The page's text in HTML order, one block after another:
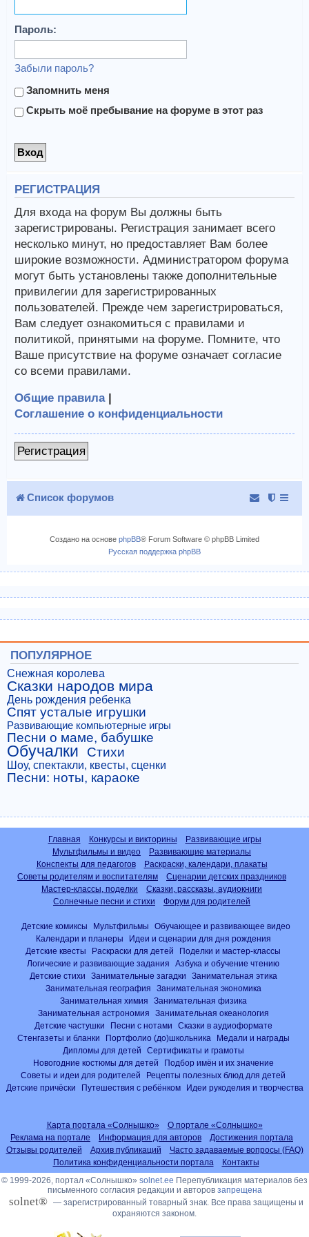
Пароль:
Забыли пароль?
Запомнить меня
Скрыть моё пребывание на форуме в этот раз
РЕГИСТРАЦИЯ
Для входа на форум Вы должны быть
зарегистрированы. Регистрация занимает всего
несколько минут, но предоставляет Вам более
широкие возможности. Администратором форума
могут быть установлены также дополнительные
привилегии для зарегистрированных
пользователей. Прежде чем зарегистрироваться,
Вам следует ознакомиться с правилами и
политикой, принятыми на форуме. Помните, что
Ваше присутствие на форуме означает согласие
со всеми правилами.
Общие правила|
Соглашение о конфиденциальности
Регистрация
Список форумов
Создано на основе phpBB® Forum Software © phpBB Limited
Русская поддержка phpBB
ПОПУЛЯРНОЕ
Снежная королева
Сказки народов мира
День рождения ребенка
Спят усталые игрушки
Развивающие компьютерные игры
Песни о маме, бабушке
Обучалки Стихи
Шоу, спектакли, квесты, сценки
Песни: ноты, караоке
Главная Конкурсы и викторины
Развивающие игры
Мультфильмы и видео
Развивающие материалы
Конспекты для педагогов
Раскраски, календари, плакаты
Советы родителям и воспитателям
Сценарии детских праздников
Мастер-классы, поделки
Сказки, рассказы, аудиокниги
Солнечные песни и стихи
Форум для родителей
Детские комиксы Мультфильмы
Обучающее и развивающее видео
Календари и планеры
Идеи и сценарии для дня рождения
Детские квесты
Раскраски для детей
Поделки и мастер-классы
Логические и развивающие задания
Азбука и обучение чтению
Детские стихи
Занимательные загадки
Занимательная этика
Занимательная география
Занимательная экономика
Занимательная химия
Занимательная физика
Занимательная астрономия
Занимательная океанология
Детские частушки
Песни с нотами
Сказки в аудиоформате
Стенгазеты и бланки
Портфолио (до)школьника
Медали и награды
Дипломы для детей
Сертификаты и грамоты
Новогодние костюмы для детей
Подбор имён и их значение
Советы и идеи для родителей
Рецепты полезных блюд для детей
Детские причёски
Путешествия с ребёнком Идеи рукоделия и творчества
Карта портала «Солнышко»
О портале «Солнышко»
Реклама на портале
Информация для авторов
Достижения портала
Отзывы родителей
Архив публикаций
Часто задаваемые вопросы (FAQ)
Политика конфиденциальности портала
Контакты
© 1999-2026, портал «Солнышко» solnet.ee Перепубликация материалов без
письменного согласия редакции и авторов запрещена
solnet® — зарегистрированный товарный знак. Все права защищены и
охраняются законом.